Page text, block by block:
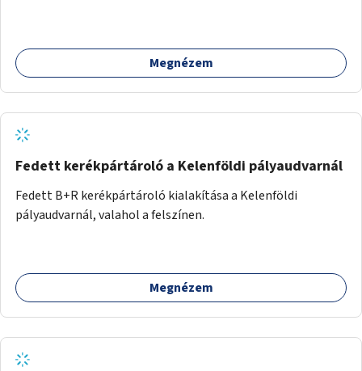
Megnézem
Fedett kerékpártároló a Kelenföldi pályaudvarnál
Fedett B+R kerékpártároló kialakítása a Kelenföldi
pályaudvarnál, valahol a felszínen.
Megnézem